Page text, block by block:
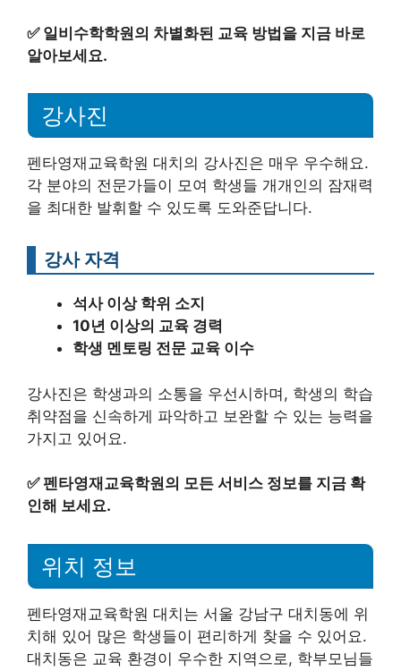
✅ 일비수학학원의 차별화된 교육 방법을 지금 바로
알아보세요.
강사진
펜타영재교육학원 대치의 강사진은 매우 우수해요.
각 분야의 전문가들이 모여 학생들 개개인의 잠재력
을 최대한 발휘할 수 있도록 도와준답니다.
강사 자격
석사 이상 학위 소지
10년 이상의 교육 경력
학생 멘토링 전문 교육 이수
강사진은 학생과의 소통을 우선시하며, 학생의 학습
취약점을 신속하게 파악하고 보완할 수 있는 능력을
가지고 있어요.
✅ 펜타영재교육학원의 모든 서비스 정보를 지금 확
인해 보세요.
위치 정보
펜타영재교육학원 대치는 서울 강남구 대치동에 위
치해 있어 많은 학생들이 편리하게 찾을 수 있어요.
대치동은 교육 환경이 우수한 지역으로, 학부모님들